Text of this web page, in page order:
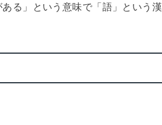
る」という意味で「語」という漢